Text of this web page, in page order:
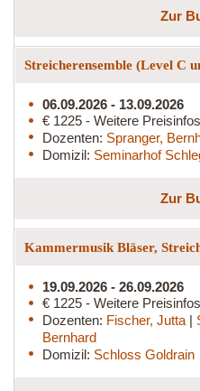
Zur
Streicherensemble (Level C
06.09.2026 - 13.09.2026
€ 1225 - Weitere Preisinfos
Dozenten: Spranger,
Domizil: Seminarhof
Zur
Kammermusik Bläser,
19.09.2026 - 26.09.2026
€ 1225 - Weitere Preisinfos
Dozenten: Fischer, Jutta |
Bernhard
Domizil: Schloss Goldrain